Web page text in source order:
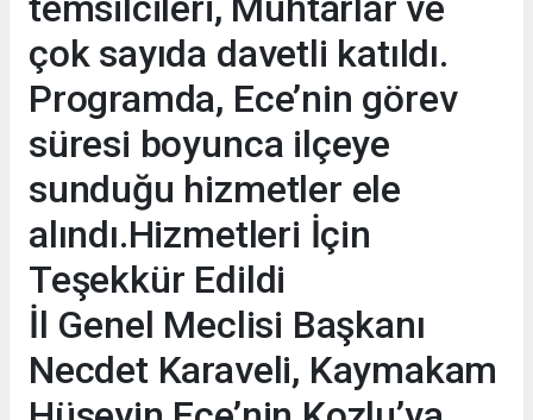
çok sayıda davetli katıldı.
Programda, Ece’nin görev
süresi boyunca ilçeye
sunduğu hizmetler ele
alındı.Hizmetleri İçin
Teşekkür Edildi
İl Genel Meclisi Başkanı
Necdet Karaveli, Kaymakam